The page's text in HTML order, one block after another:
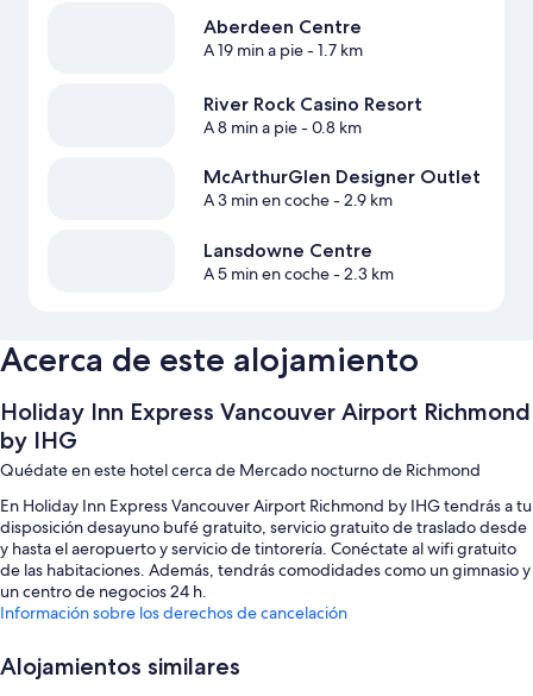
Aberdeen Centre
A 19 min a pie- 1.7 km
River Rock Casino Resort
A 8 min a pie- 0.8 km
McArthurGlen Designer Outlet
A 3 min en coche- 2.9 km
Lansdowne Centre
A 5 min en coche- 2.3 km
Acerca de este alojamiento
Holiday Inn Express Vancouver Airport Richmond
by IHG
Quédate en este hotel cerca de Mercado nocturno de Richmond
En Holiday Inn Express Vancouver Airport Richmond by IHG tendrás a tu
disposición desayuno bufé gratuito, servicio gratuito de traslado desde
y hasta el aeropuerto y servicio de tintorería. Conéctate al wifi gratuito
de las habitaciones. Además, tendrás comodidades como un gimnasio y
un centro de negocios 24 h.
Aparcamiento (de pago), un punto de recarga para coches y una
Información sobre los derechos de cancelación
Alojamientos similares